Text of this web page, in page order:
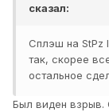
сказал:
Сплэш на StPz
так, скорее
остальное
Был виден взрыв.